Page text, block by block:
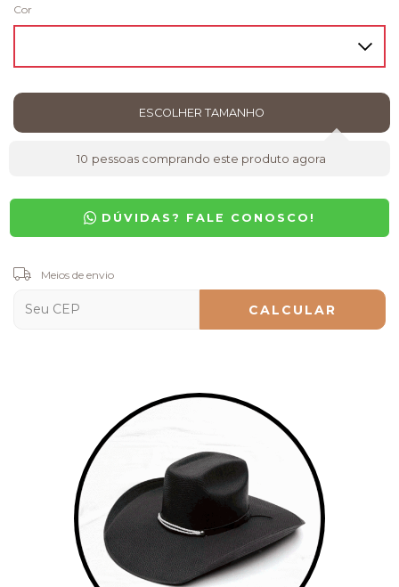
Cor
10 pessoas comprando este produto agora
DÚVIDAS? FALE CONOSCO!
Entregas para o CEP:
Meios de envio
CALCULAR